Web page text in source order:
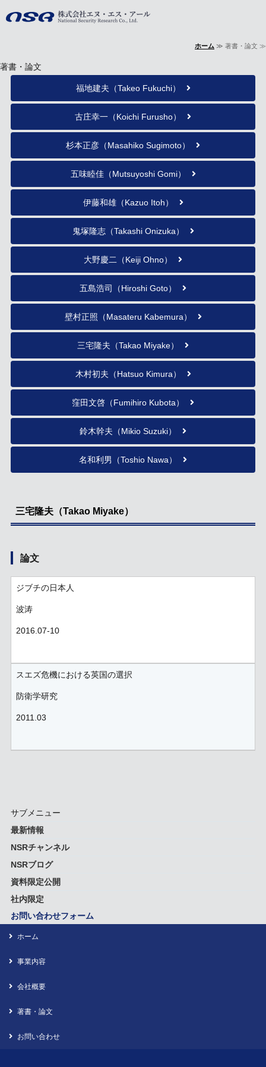
事業内容
会社概要
著書・論文
お問い合わせ
ホーム ≫ 著書・論文 ≫
著書・論文
福地建夫（Takeo Fukuchi）
古庄幸一（Koichi Furusho）
杉本正彦（Masahiko Sugimoto）
五味睦佳（Mutsuyoshi Gomi）
伊藤和雄（Kazuo Itoh）
鬼塚隆志（Takashi Onizuka）
大野慶二（Keiji Ohno）
五島浩司（Hiroshi Goto）
壁村正照（Masateru Kabemura）
三宅隆夫（Takao Miyake）
木村初夫（Hatsuo Kimura）
窪田文啓（Fumihiro Kubota）
鈴木幹夫（Mikio Suzuki）
名和利男（Toshio Nawa）
三宅隆夫（Takao Miyake）
論文
ジブチの日本人
波涛
2016.07-10
スエズ危機における英国の選択
防衛学研究
2011.03
サブメニュー
最新情報
NSRチャンネル
NSRブログ
資料限定公開
社内限定
お問い合わせフォーム
ホーム
事業内容
会社概要
著書・論文
お問い合わせ